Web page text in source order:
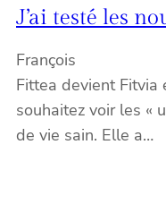
J’ai testé les
François
Fittea devient Fitvia
souhaitez voir les «
de vie sain. Elle a…